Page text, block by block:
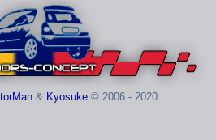
& Kyosuke© 2006 - 2020